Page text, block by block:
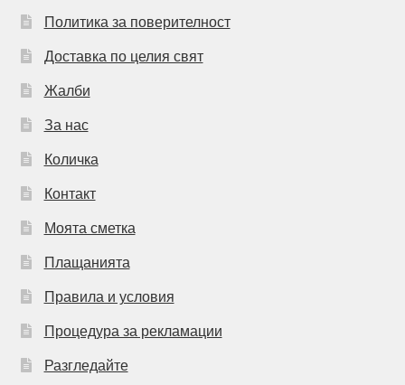
Политика за поверителност
Доставка по целия свят
Жалби
За нас
Количка
Контакт
Моята сметка
Плащанията
Правила и условия
Процедура за рекламации
Разгледайте